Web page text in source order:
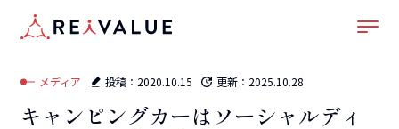
ホーム
味方！
メディア 投稿： 2020.10.15 更新： 2025.10.28
キャンピングカーはソーシャルディ